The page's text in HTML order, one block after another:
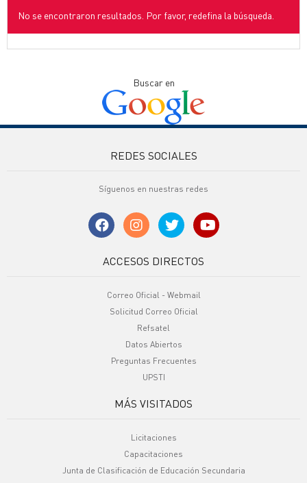
No se encontraron resultados. Por favor, redefina la búsqueda.
Buscar en
REDES SOCIALES
Síguenos en nuestras redes
ACCESOS DIRECTOS
Correo Oficial - Webmail
Solicitud Correo Oficial
Refsatel
Datos Abiertos
Preguntas Frecuentes
UPSTI
MÁS VISITADOS
Licitaciones
Capacitaciones
Junta de Clasificación de Educación Secundaria